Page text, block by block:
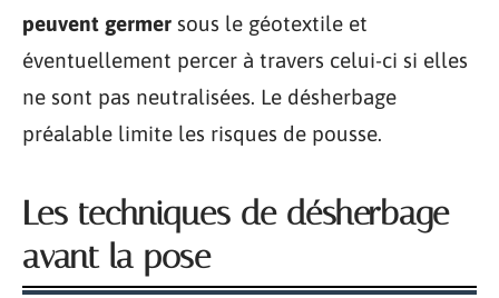
peuvent germer sous le géotextile et
éventuellement percer à travers celui-ci si elles
ne sont pas neutralisées. Le désherbage
préalable limite les risques de pousse.
Les techniques de désherbage
avant la pose